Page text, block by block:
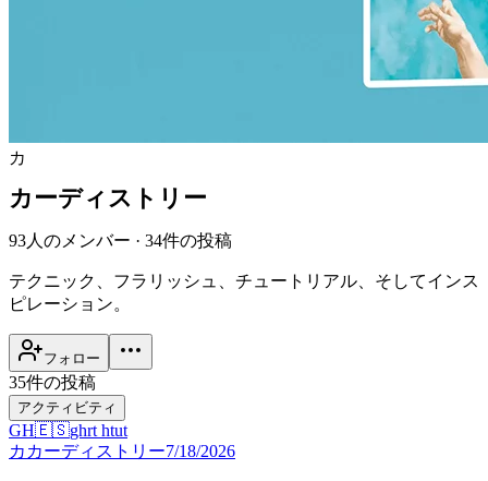
カ
カーディストリー
93人のメンバー · 34件の投稿
テクニック、フラリッシュ、チュートリアル、そしてインス
ピレーション。
フォロー
35件の投稿
アクティビティ
GH🇪🇸ghrt htut
カ カーディストリー7/18/2026